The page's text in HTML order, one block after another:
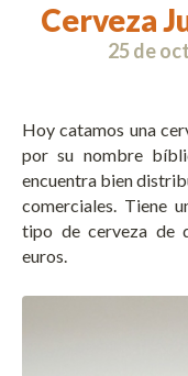
Cerveza
25 de
Hoy catamos una
por su nombre
encuentra bien
comerciales. Tiene
tipo de cerveza de
euros.